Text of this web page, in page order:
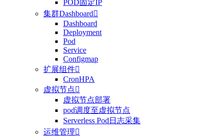
POD固定IP
集群Dashboard
Dashboard
Deployment
Pod
Service
Configmap
扩展组件
CronHPA
虚拟节点
虚拟节点部署
pod调度至虚拟节点
Serverless Pod日志采集
运维管理